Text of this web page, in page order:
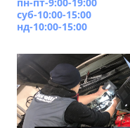
суб-10:00-15:00
нд-10:00-15:00